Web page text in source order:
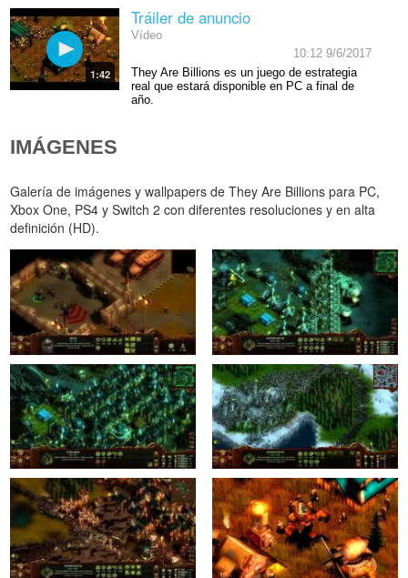
1:42
Tráiler de anuncio
Vídeo
10:12 9/6/2017
They Are Billions es un juego de estrategia
real que estará disponible en PC a final de
año.
IMÁGENES
Galería de imágenes y wallpapers de They Are Billions para PC,
Xbox One, PS4 y Switch 2 con diferentes resoluciones y en alta
definición (HD).